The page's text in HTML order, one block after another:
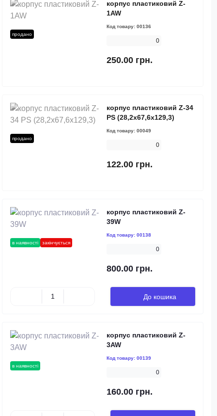
продано
корпус пластиковий Z-
1AW
Код товару: 00136
0
250.00 грн.
продано
корпус пластиковий Z-34
PS (28,2х67,6х129,3)
Код товару: 00049
0
122.00 грн.
в наявності закінчується
корпус пластиковий Z-
39W
Код товару: 00138
0
800.00 грн.
До кошика
в наявності
корпус пластиковий Z-
3AW
Код товару: 00139
0
160.00 грн.